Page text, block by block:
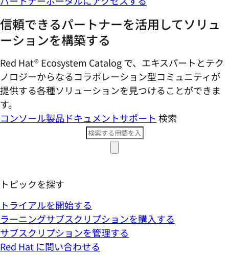
信頼できるパートナーを活用してソリュ
ーションを構築する
Red Hat® Ecosystem Catalog で、エキスパートとテク
ノロジーからなるコラボレーション型コミ​ュニティが
提供する各種ソリューションを見つけることができま
す。
コンソール製品ドキュメントサポート 検索
トピックを探す
トライアルを開始する
ラーニングサブスクリプションを購入する
サブスクリプションを管理する
Red Hat に問い合わせる